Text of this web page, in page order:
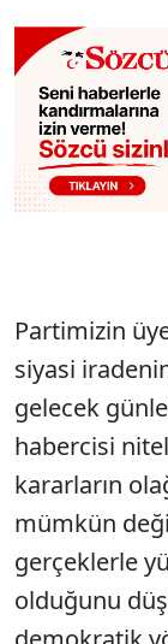
Partimizin
siyasi
gelecek
habercisi
kararların
mümkün
gerçeklerle
olduğunu